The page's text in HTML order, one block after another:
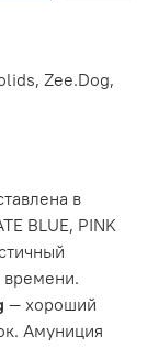
Zee.Dog,
в
BLUE, PINK
времени.
— хороший
Амуниция